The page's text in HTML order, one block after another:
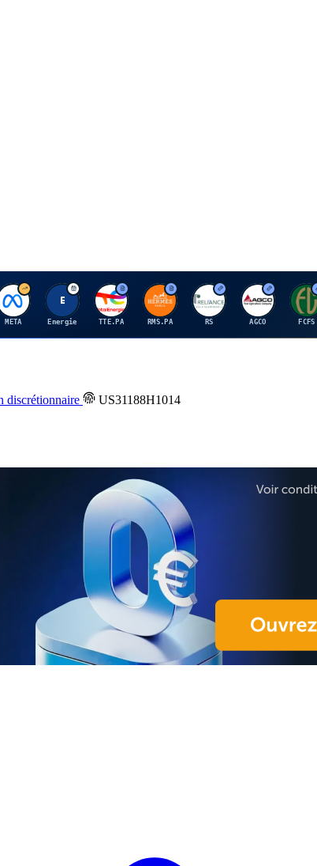
M
META
E
Energie
T
TTE.PA
H
RMS.PA
R
RS
A
AGCO
F
FCFS
discrétionnaire US31188H1014